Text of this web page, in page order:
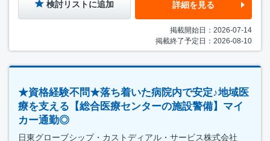
検討リストに追加 詳細を見る
掲載開始日：2026-07-14
掲載終了予定日：2026-08-10
★資格経験不問★落ち着いた病院内で安定♪地域医
療を支える【総合医療センターの施設警備】マイ
カー通勤◎
日東グローブシップ・カストディアル・サービス株式会社